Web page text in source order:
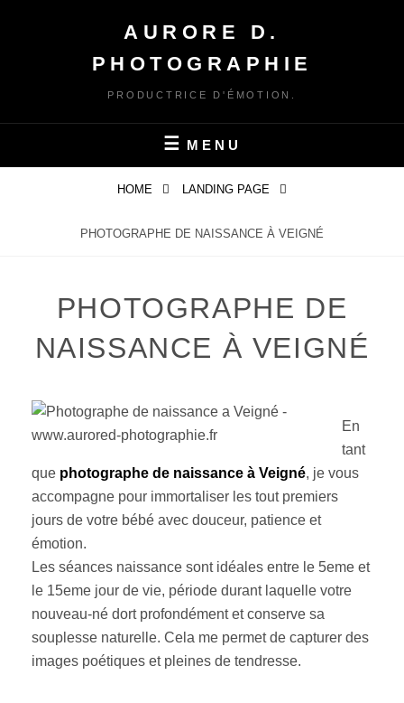
AURORE D.
PHOTOGRAPHIE
PRODUCTRICE D'ÉMOTION.
MENU
HOME LANDING PAGE
PHOTOGRAPHE DE NAISSANCE À VEIGNÉ
PHOTOGRAPHE DE
NAISSANCE À VEIGNÉ
En
tant
que photographe de naissance à Veigné, je vous
accompagne pour immortaliser les tout premiers
jours de votre bébé avec douceur, patience et
émotion.
Les séances naissance sont idéales entre le 5eme et
le 15eme jour de vie, période durant laquelle votre
nouveau-né dort profondément et conserve sa
souplesse naturelle. Cela me permet de capturer des
images poétiques et pleines de tendresse.